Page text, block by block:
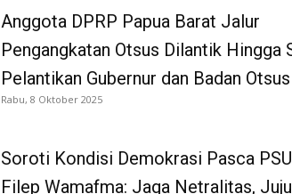
Anggota DPRP Papua Barat Jalur
Pengangkatan Otsus Dilantik Hingga
Pelantikan Gubernur dan Badan
Rabu, 8 Oktober 2025
Soroti Kondisi Demokrasi Pasca
Filep Wamafma: Jaga Netralitas,